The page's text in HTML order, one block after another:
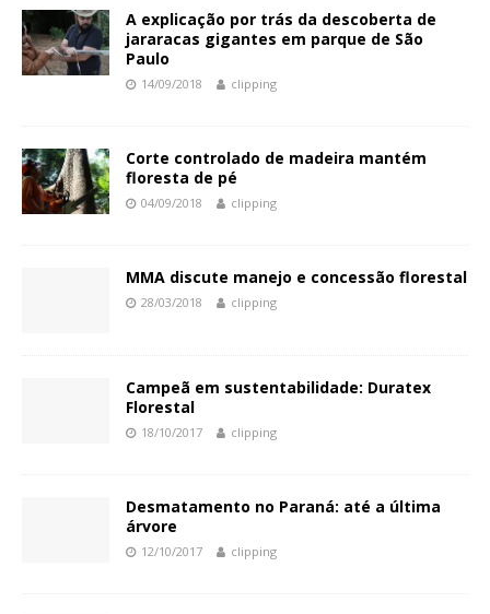
A explicação por trás da descoberta de
jararacas gigantes em parque de São
Paulo
14/09/2018 clipping
Corte controlado de madeira mantém
floresta de pé
04/09/2018 clipping
MMA discute manejo e concessão florestal
28/03/2018 clipping
Campeã em sustentabilidade: Duratex
Florestal
18/10/2017 clipping
Desmatamento no Paraná: até a última
árvore
12/10/2017 clipping